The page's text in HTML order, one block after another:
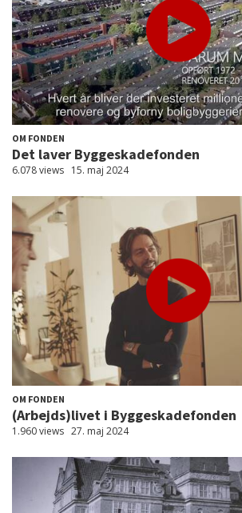
OM FONDEN
Det laver Byggeskadefonden
6.078 views 15. maj 2024
OM FONDEN
(Arbejds)livet i Byggeskadefonden
1.960 views 27. maj 2024